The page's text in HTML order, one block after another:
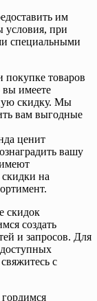
им
условия, при
специальными
покупке товаров
вы имеете
скидку. Мы
вам выгодные
ценит
вашу
на
скидок
создать
и запросов. Для
с